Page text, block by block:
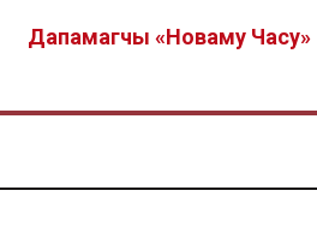
Дапамагчы «Новаму Часу»